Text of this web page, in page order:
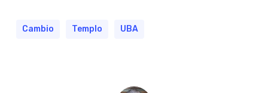
Cambio Templo UBA